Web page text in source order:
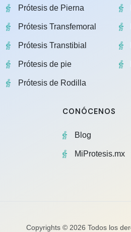
Prótesis de Pierna
Prótesis Transfemoral
Prótesis Transtibial
Prótesis de pie
Prótesis de Rodilla
CONÓCENOS
Blog
MiProtesis.mx
Copyrights © 2026 Todos los